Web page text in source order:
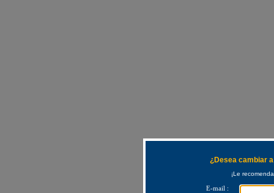
¿Desea cambiar
¡Le
E-mail :